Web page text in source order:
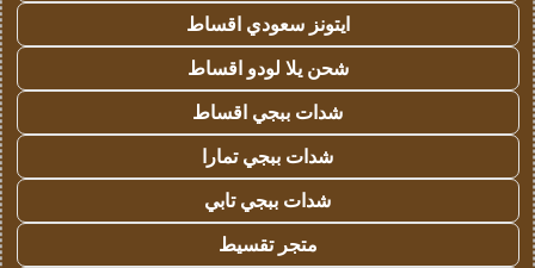
ايتونز سعودي اقساط
شحن يلا لودو اقساط
شدات ببجي اقساط
شدات ببجي تمارا
شدات ببجي تابي
متجر تقسيط